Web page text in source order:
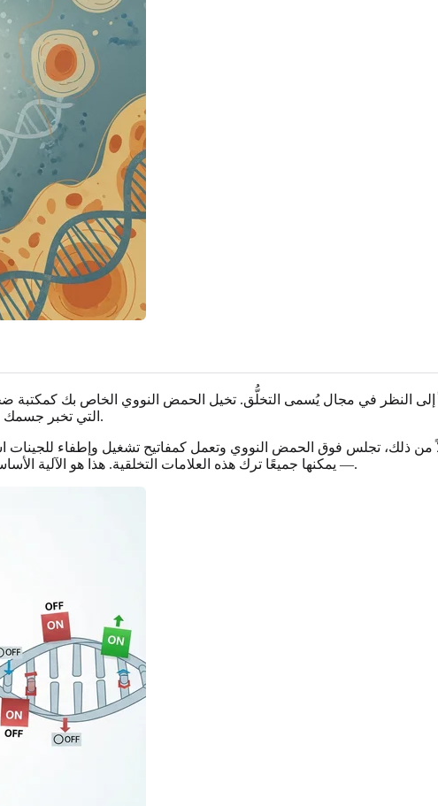
إلى النظر في مجال يُسمى التخلُّق. تخيل الحمض النووي الخاص بك كمكتبة
التي تخبر جسمك أي التعليمات يجب قراءتها، وأيها يجب تجاهلها، وبأي درجة من التركيز.
ذلك، تجلس فوق الحمض النووي وتعمل كمفاتيح تشغيل وإطفاء للجينات
— يمكنها جميعًا ترك هذه العلامات التخلقية. هذا هو الآلية الأساسية التي تؤثر من خلالها صدمات الطفولة بيولوجيًا على المدى الطويل.